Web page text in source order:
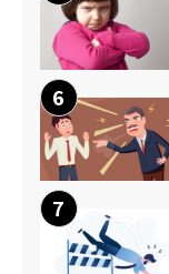
6
7